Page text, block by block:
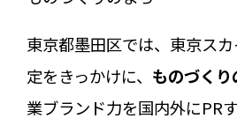
東京都墨田区では、東京ス
定をきっかけに、 ものづくり
業ブランド力を国内外にPR